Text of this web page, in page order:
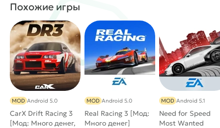
Похожие игры
CarX Drift Racing 3
[Мод: Много денег,
MOD Android 5.0
Real Racing 3 [Мод:
Много денег]
MOD Android 5.0
Need for Speed
Most Wanted
MOD Android 5.1